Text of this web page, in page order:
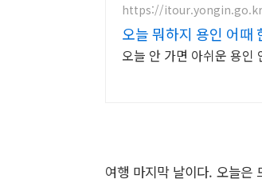
https://
오늘 뭐하지 용인 어때
오늘 안 가면 아쉬운 용인
여행 마지막 날이다. 오늘은